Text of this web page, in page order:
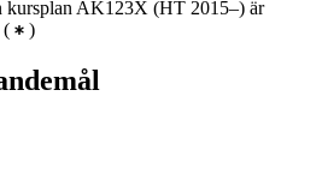
kursplan AK123X (HT 2015–) är
( )